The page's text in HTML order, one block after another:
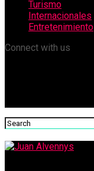
Turismo
Internacionales
Entretenimiento
Connect with us